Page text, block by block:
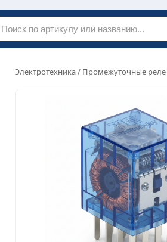
Электротехника/ Промежуточные реле